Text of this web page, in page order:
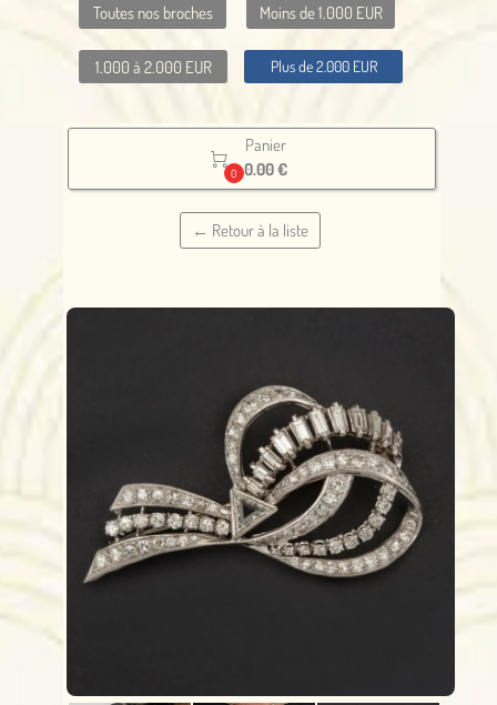
1.000 à 2.000 EUR
Toutes nos broches Moins de 1.000 EUR
Plus de 2.000 EUR

0
Panier
0.00 €
← Retour à la liste